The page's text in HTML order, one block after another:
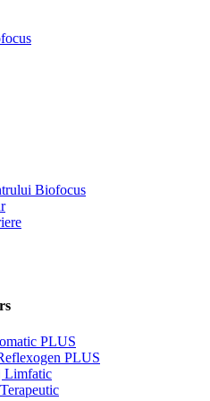
Biofocus
PLUS
PLUS
Limfatic